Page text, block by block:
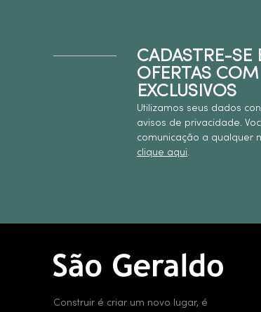
CADASTRE-SE
OFERTAS
EXCLUSIVOS
Utilizamos seus dados
avisos de privacidade.
comunicação a qualquer
clique aqui.
Construir é criar um novo lugar, é